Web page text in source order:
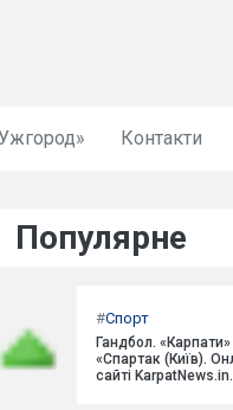
Контакти
Популярне
#Спорт
Гандбол.
«Спартак (Київ).
сайті